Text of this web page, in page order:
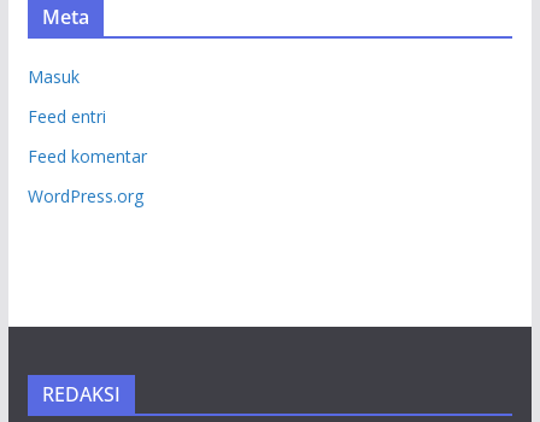
Meta
Masuk
Feed entri
Feed komentar
WordPress.org
REDAKSI